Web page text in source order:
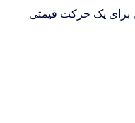
برای یک حرکت قیمتی